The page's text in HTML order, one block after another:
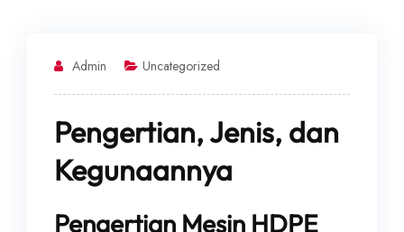
Admin Uncategorized
Pengertian, Jenis, dan
Kegunaannya
Pengertian Mesin HDPE